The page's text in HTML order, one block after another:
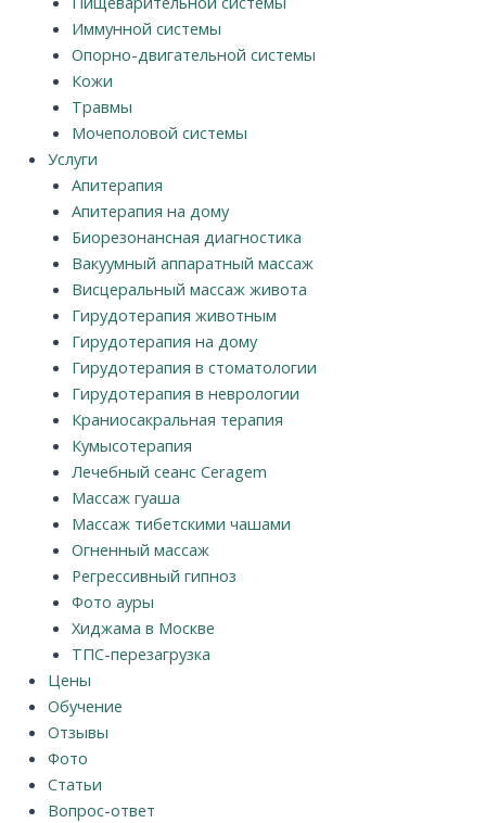
Иммунной системы
Опорно-двигательной системы
Кожи
Травмы
Мочеполовой системы
Услуги
Апитерапия
Апитерапия на дому
Биорезонансная диагностика
Вакуумный аппаратный массаж
Висцеральный массаж живота
Гирудотерапия животным
Гирудотерапия на дому
Гирудотерапия в стоматологии
Гирудотерапия в неврологии
Краниосакральная терапия
Кумысотерапия
Лечебный сеанс Ceragem
Массаж гуаша
Массаж тибетскими чашами
Огненный массаж
Регрессивный гипноз
Фото ауры
Хиджама в Москве
ТПС-перезагрузка
Цены
Обучение
Отзывы
Фото
Статьи
Вопрос-ответ